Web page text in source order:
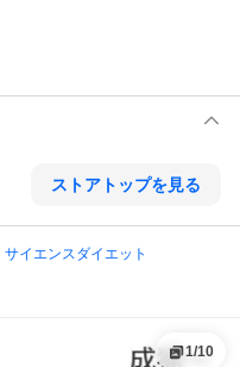
ストアトップを見る
サイエンスダイエット
1/10